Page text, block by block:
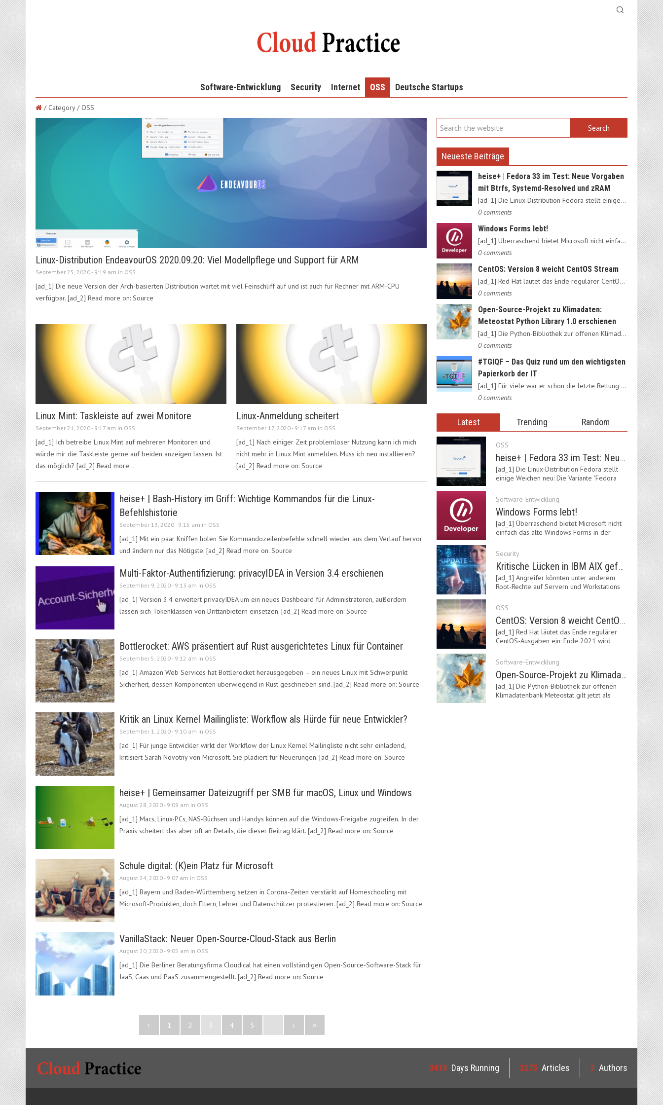
Software-Entwicklung Security Internet OSS Deutsche Startups
/ Category / OSS
Linux-Distribution EndeavourOS 2020.09.20: Viel Modellpflege und Support für ARM
September 25, 2020 - 9:19 am in OSS
[ad_1] Die neue Version der Arch-basierten Distribution wartet mit viel Feinschliff auf und ist auch für Rechner mit ARM-CPU
verfügbar. [ad_2] Read more on: Source
Linux Mint: Taskleiste auf zwei Monitore
September 21, 2020 - 9:17 am in OSS
[ad_1] Ich betreibe Linux Mint auf mehreren Monitoren und
würde mir die Taskleiste gerne auf beiden anzeigen lassen. Ist
das möglich? [ad_2] Read more…
Linux-Anmeldung scheitert
September 17, 2020 - 9:17 am in OSS
[ad_1] Nach einiger Zeit problemloser Nutzung kann ich mich
nicht mehr in Linux Mint anmelden. Muss ich neu installieren?
[ad_2] Read more on: Source
heise+ | Bash-History im Griff: Wichtige Kommandos für die Linux-
Befehlshistorie
September 13, 2020 - 9:15 am in OSS
[ad_1] Mit ein paar Kniffen holen Sie Kommandozeilenbefehle schnell wieder aus dem Verlauf hervor
und ändern nur das Nötigste. [ad_2] Read more on: Source
Multi-Faktor-Authentifizierung: privacyIDEA in Version 3.4 erschienen
September 9, 2020 - 9:13 am in OSS
[ad_1] Version 3.4 erweitert privacyIDEA um ein neues Dashboard für Administratoren, außerdem
lassen sich Tokenklassen von Drittanbietern einsetzen. [ad_2] Read more on: Source
Bottlerocket: AWS präsentiert auf Rust ausgerichtetes Linux für Container
September 5, 2020 - 9:12 am in OSS
[ad_1] Amazon Web Services hat Bottlerocket herausgegeben – ein neues Linux mit Schwerpunkt
Sicherheit, dessen Komponenten überwiegend in Rust geschrieben sind. [ad_2] Read more on: Source
Kritik an Linux Kernel Mailingliste: Workflow als Hürde für neue Entwickler?
September 1, 2020 - 9:10 am in OSS
[ad_1] Für junge Entwickler wirkt der Workflow der Linux Kernel Mailingliste nicht sehr einladend,
kritisiert Sarah Novotny von Microsoft. Sie plädiert für Neuerungen. [ad_2] Read more on: Source
heise+ | Gemeinsamer Dateizugriff per SMB für macOS, Linux und Windows
August 28, 2020 - 9:09 am in OSS
[ad_1] Macs, Linux-PCs, NAS-Büchsen und Handys können auf die Windows-Freigabe zugreifen. In der
Praxis scheitert das aber oft an Details, die dieser Beitrag klärt. [ad_2] Read more on: Source
Schule digital: (K)ein Platz für Microsoft
August 24, 2020 - 9:07 am in OSS
[ad_1] Bayern und Baden-Württemberg setzen in Corona-Zeiten verstärkt auf Homeschooling mit
Microsoft-Produkten, doch Eltern, Lehrer und Datenschützer protestieren. [ad_2] Read more on: Source
VanillaStack: Neuer Open-Source-Cloud-Stack aus Berlin
August 20, 2020 - 9:05 am in OSS
[ad_1] Die Berliner Beratungsfirma Cloudical hat einen vollständigen Open-Source-Software-Stack für
IaaS, Caas und PaaS zusammengestellt. [ad_2] Read more on: Source
‹ 1 2 3 4 5 › »
Neueste Beiträge
heise+ | Fedora 33 im Test: Neue Vorgaben
mit Btrfs, Systemd-Resolved und zRAM
[ad_1] Die Linux-Distribution Fedora stellt einige Weichen neu:…
0 comments
Windows Forms lebt!
[ad_1] Überraschend bietet Microsoft nicht einfach das alte…
0 comments
CentOS: Version 8 weicht CentOS Stream
[ad_1] Red Hat läutet das Ende regulärer CentOS-Ausgaben ein:…
0 comments
Open-Source-Projekt zu Klimadaten:
Meteostat Python Library 1.0 erschienen
[ad_1] Die Python-Bibliothek zur offenen Klimadatenbank Meteostat…
0 comments
#TGIQF – Das Quiz rund um den wichtigsten
Papierkorb der IT
[ad_1] Für viele war er schon die letzte Rettung vorm Daten-Nirvana:…
0 comments
Latest Trending Random
OSS
heise+ | Fedora 33 im Test: Neue Vorgaben mit Btrfs, Systemd-Resolved und zRAM
[ad_1] Die Linux-Distribution Fedora stellt
einige Weichen neu: Die Variante "Fedora
Software-Entwicklung
Windows Forms lebt!
[ad_1] Überraschend bietet Microsoft nicht
einfach das alte Windows Forms in der
Security
Kritische Lücken in IBM AIX gefährden Server
[ad_1] Angreifer könnten unter anderem
Root-Rechte auf Servern und Workstations
OSS
CentOS: Version 8 weicht CentOS Stream
[ad_1] Red Hat läutet das Ende regulärer
CentOS-Ausgaben ein: Ende 2021 wird
Software-Entwicklung
Open-Source-Projekt zu Klimadaten: Meteostat Python Library 1.0 erschienen
[ad_1] Die Python-Bibliothek zur offenen
Klimadatenbank Meteostat gilt jetzt als
3419 Days Running 3275 Articles 3 Authors